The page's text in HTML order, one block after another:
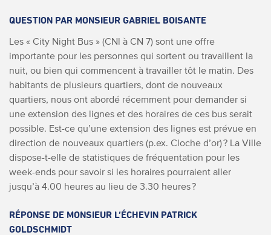
QUESTION PAR MONSIEUR GABRIEL BOISANTE
Les « City Night Bus » (CNl à CN 7) sont une offre
importante pour les personnes qui sortent ou travaillent la
nuit, ou bien qui commencent à travailler tôt le matin. Des
habitants de plusieurs quartiers, dont de nouveaux
quartiers, nous ont abordé récemment pour demander si
une extension des lignes et des horaires de ces bus serait
possible. Est-ce qu’une extension des lignes est prévue en
direction de nouveaux quartiers (p.ex. Cloche d’or) ? La Ville
dispose-t-elle de statistiques de fréquentation pour les
week-ends pour savoir si les horaires pourraient aller
jusqu’à 4.00 heures au lieu de 3.30 heures ?
RÉPONSE DE MONSIEUR L’ÉCHEVIN PATRICK
GOLDSCHMIDT